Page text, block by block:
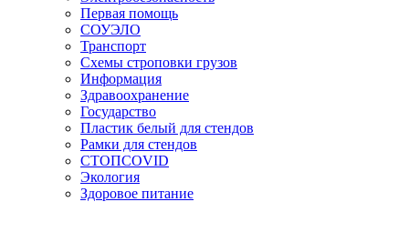
Первая помощь
СОУЭЛО
Транспорт
Схемы строповки грузов
Информация
Здравоохранение
Государство
Пластик белый для стендов
Рамки для стендов
СТОПCOVID
Экология
Здоровое питание